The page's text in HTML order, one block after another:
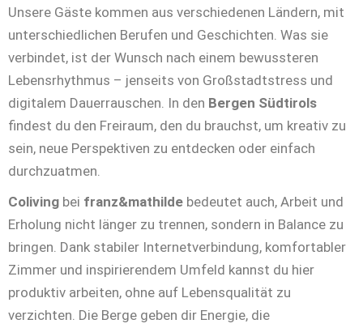
Unsere Gäste kommen aus verschiedenen Ländern, mit
unterschiedlichen Berufen und Geschichten. Was sie
verbindet, ist der Wunsch nach einem bewussteren
Lebensrhythmus – jenseits von Großstadtstress und
digitalem Dauerrauschen. In den Bergen Südtirols
findest du den Freiraum, den du brauchst, um kreativ zu
sein, neue Perspektiven zu entdecken oder einfach
durchzuatmen.
Coliving bei franz&mathilde bedeutet auch, Arbeit und
Erholung nicht länger zu trennen, sondern in Balance zu
bringen. Dank stabiler Internetverbindung, komfortabler
Zimmer und inspirierendem Umfeld kannst du hier
produktiv arbeiten, ohne auf Lebensqualität zu
verzichten. Die Berge geben dir Energie, die